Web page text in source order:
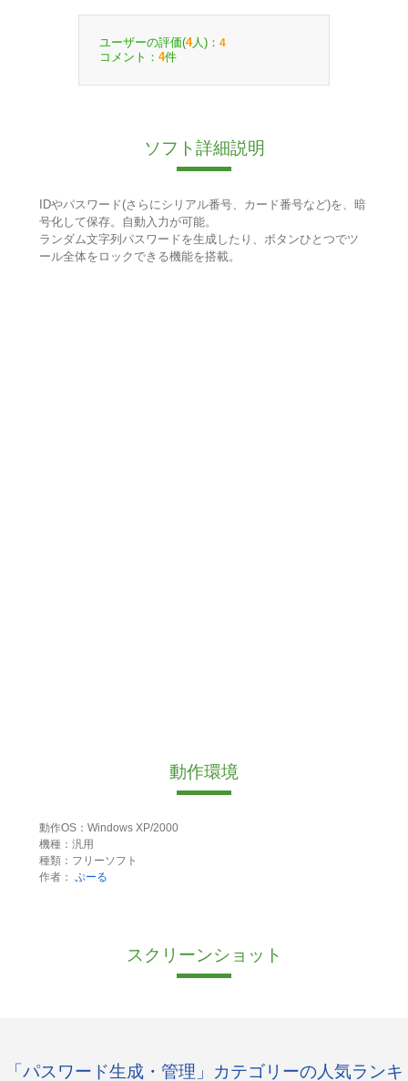
ユーザーの評価(4人)： 4
コメント： 4件
ソフト詳細説明
IDやパスワード(さらにシリアル番号、カード番号など)を、暗
号化して保存。自動入力が可能。
ランダム文字列パスワードを生成したり、ボタンひとつでツ
ール全体をロックできる機能を搭載。
動作環境
動作OS：Windows XP/2000
機種：汎用
種類：フリーソフト
作者： ぷーる
スクリーンショット
「パスワード生成・管理」カテゴリーの人気ランキ